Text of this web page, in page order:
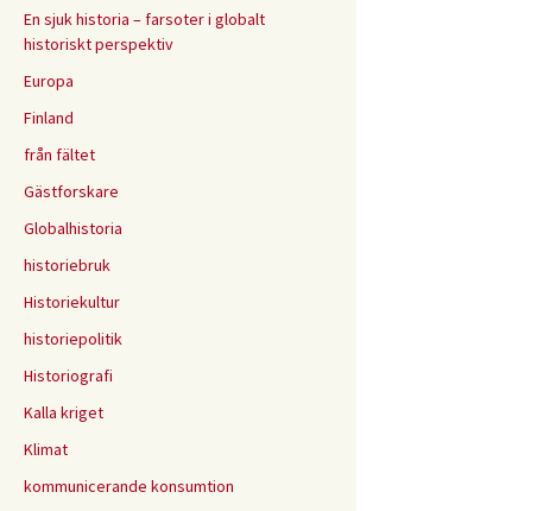
En sjuk historia – farsoter i globalt
historiskt perspektiv
Europa
Finland
från fältet
Gästforskare
Globalhistoria
historiebruk
Historiekultur
historiepolitik
Historiografi
Kalla kriget
Klimat
kommunicerande konsumtion